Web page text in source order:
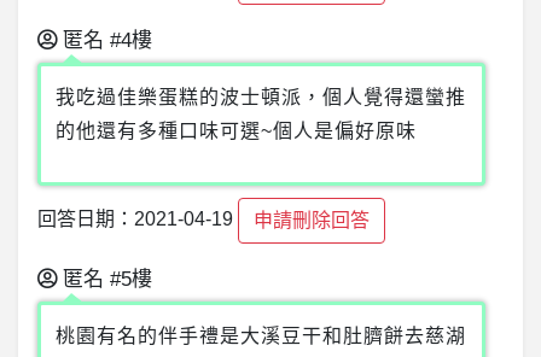
匿名 #4樓
我吃過佳樂蛋糕的波士頓派，個人覺得還蠻推
的他還有多種口味可選~個人是偏好原味
回答日期：2021-04-19 申請刪除回答
匿名 #5樓
桃園有名的伴手禮是大溪豆干和肚臍餅去慈湖